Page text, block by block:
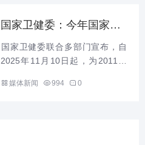
检查，了解受检者健康状况、...
国家卫健委：今年国家将
推出面向适龄女生HPV疫
苗接种服务
‌国家卫健委联合多部门宣布，自
2025年11月10日起，为2011年
孩免费接种2剂次双价HPV疫苗‌
媒体新闻 994 0